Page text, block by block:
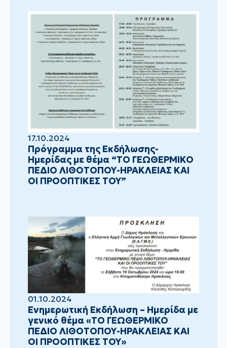
17.10.2024
Πρόγραμμα της Εκδήλωσης-
Ημερίδας με θέμα “ΤΟ ΓΕΩΘΕΡΜΙΚΟ
ΠΕΔΙΟ ΛΙΘΟΤΟΠΟΥ-ΗΡΑΚΛΕΙΑΣ ΚΑΙ
ΟΙ ΠΡΟΟΠΤΙΚΕΣ ΤΟΥ”
01.10.2024
Ενημερωτική Εκδήλωση – Ημερίδα με
γενικό θέμα «ΤΟ ΓΕΩΘΕΡΜΙΚΟ
ΠΕΔΙΟ ΛΙΘΟΤΟΠΟΥ-ΗΡΑΚΛΕΙΑΣ ΚΑΙ
ΟΙ ΠΡΟΟΠΤΙΚΕΣ ΤΟΥ»